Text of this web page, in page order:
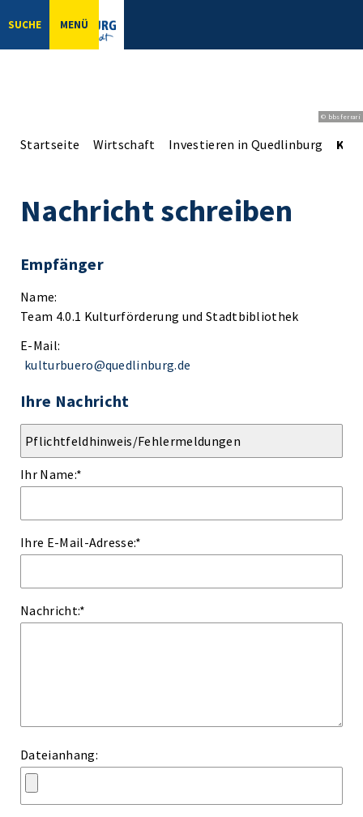
SUCHE MENÜ
© bbsferrari
Startseite Wirtschaft Investieren in Quedlinburg
Nachricht schreiben
Empfänger
Name:
Team 4.0.1 Kulturförderung und Stadtbibliothek
E-Mail:
kulturbuero@quedlinburg.de
Ihre Nachricht
Ihr Name:*
Ihre E-Mail-Adresse:*
Nachricht:*
Dateianhang: